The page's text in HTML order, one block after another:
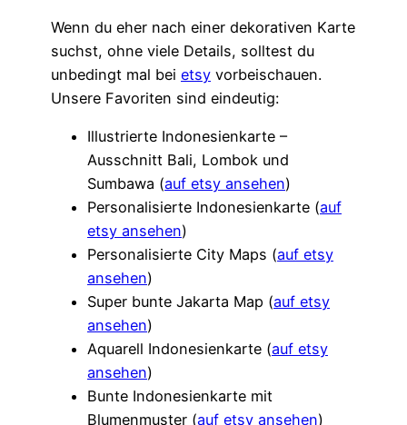
Wenn du eher nach einer dekorativen Karte
suchst, ohne viele Details, solltest du
unbedingt mal bei etsy vorbeischauen.
Unsere Favoriten sind eindeutig:
Illustrierte Indonesienkarte –
Ausschnitt Bali, Lombok und
Sumbawa (auf etsy ansehen)
Personalisierte Indonesienkarte (auf
etsy ansehen)
Personalisierte City Maps (auf etsy
ansehen)
Super bunte Jakarta Map (auf etsy
ansehen)
Aquarell Indonesienkarte (auf etsy
ansehen)
Bunte Indonesienkarte mit
Blumenmuster (auf etsy ansehen)